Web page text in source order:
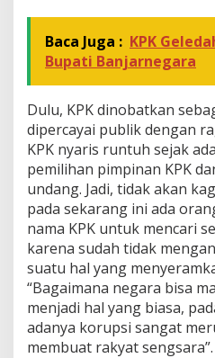
Baca Juga : KPK
Bupati Banjarnegara
Dulu, KPK dinobatkan
dipercayai publik dengan
KPK nyaris runtuh sejak
pemilihan pimpinan KPK
undang. Jadi, tidak akan
pada sekarang ini ada
nama KPK untuk mencari
karena sudah tidak
suatu hal yang
“Bagaimana negara bisa
menjadi hal yang biasa,
adanya korupsi sangat
membuat rakyat sengsara”.